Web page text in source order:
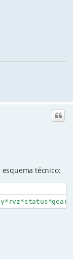
técnico: